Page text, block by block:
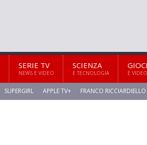
SERIE TV
NEWS E VIDEO
SCIENZA
E TECNOLOGIA E
SUPERGIRL APPLE TV+ FRANCO RICCIARDIELLO